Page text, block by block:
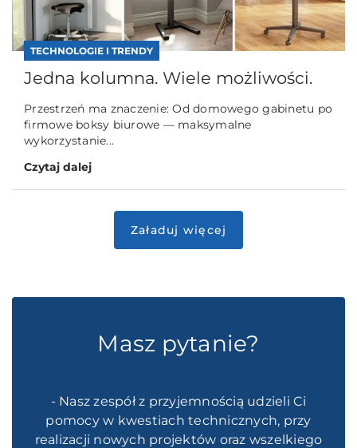
TECHNOLOGIE I TRENDY
Jedna kolumna. Wiele możliwości.
Przestrzeń ma znaczenie: Od domowego gabinetu po
firmowe boksy biurowe — maksymalne
wykorzystanie...
Czytaj dalej
Masz pytanie?
- Nasz zespół z przyjemnością udzieli Ci
pomocy w kwestiach technicznych, przy
realizacji nowych projektów oraz wszelkiego